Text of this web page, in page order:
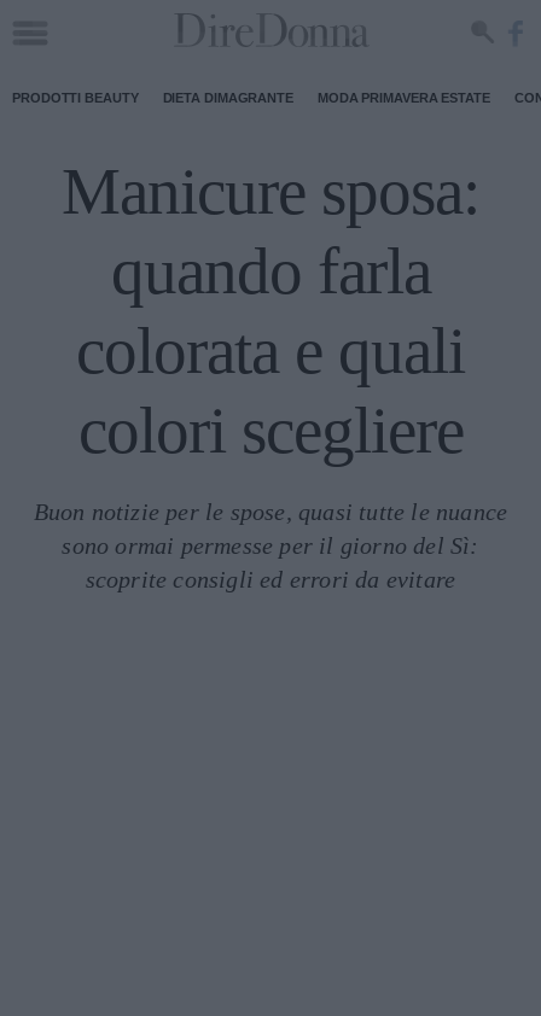
PRODOTTI BEAUTY DIETA DIMAGRANTE MODA PRIMAVERA ESTATE
Manicure sposa:
quando farla
colorata e quali
colori scegliere
Buon notizie per le spose, quasi tutte le nuance
sono ormai permesse per il giorno del Sì:
scoprite consigli ed errori da evitare